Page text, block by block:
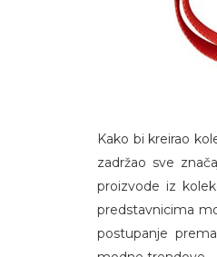
Kako bi kreirao
zadržao sve
proizvode iz
predstavnicima
postupanje